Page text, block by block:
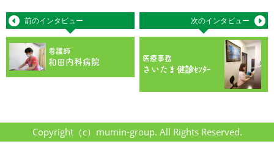
前のインタビュー
看護師
和田内科病院
次のインタビュー
医療事務
さいたま健診ｾﾝﾀｰ
Copyright（c）mumin-group. All Rights Reserved.